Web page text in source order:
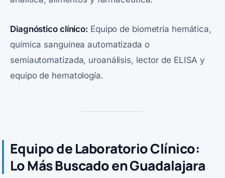
Diagnóstico clínico: Equipo de biometría hemática,
química sanguínea automatizada o
semiautomatizada, uroanálisis, lector de ELISA y
equipo de hematología.
Equipo de Laboratorio Clínico:
Lo Más Buscado en Guadalajara